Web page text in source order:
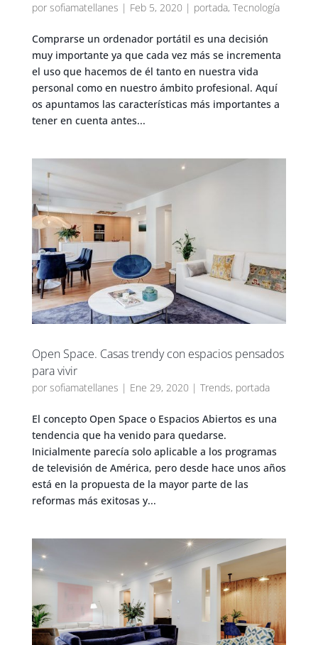
por sofiamatellanes | Feb 5, 2020 | portada, Tecnología
Comprarse un ordenador portátil es una decisión
muy importante ya que cada vez más se incrementa
el uso que hacemos de él tanto en nuestra vida
personal como en nuestro ámbito profesional. Aquí
os apuntamos las características más importantes a
tener en cuenta antes...
Open Space. Casas trendy con espacios pensados
para vivir
por sofiamatellanes | Ene 29, 2020 | Trends, portada
El concepto Open Space o Espacios Abiertos es una
tendencia que ha venido para quedarse.
Inicialmente parecía solo aplicable a los programas
de televisión de América, pero desde hace unos años
está en la propuesta de la mayor parte de las
reformas más exitosas y...